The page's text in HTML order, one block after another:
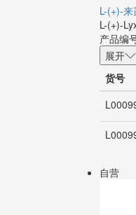
L-(+)-
L-(+)-
产品编
展开
货号
自营